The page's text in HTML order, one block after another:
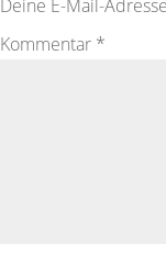
Deine E-Mail-
Kommentar *